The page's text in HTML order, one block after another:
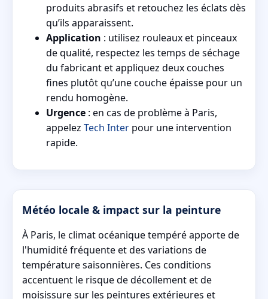
produits abrasifs et retouchez les éclats dès
qu’ils apparaissent.
Application : utilisez rouleaux et pinceaux
de qualité, respectez les temps de séchage
du fabricant et appliquez deux couches
fines plutôt qu’une couche épaisse pour un
rendu homogène.
Urgence : en cas de problème à Paris,
appelez Tech Inter pour une intervention
rapide.
Météo locale & impact sur la peinture
À Paris, le climat océanique tempéré apporte de
l'humidité fréquente et des variations de
température saisonnières. Ces conditions
accentuent le risque de décollement et de
moisissure sur les peintures extérieures et